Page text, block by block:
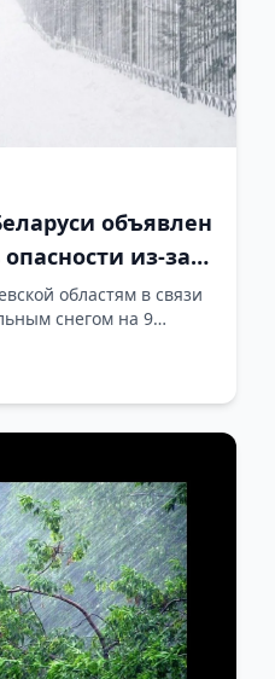
объявлен
из-за
областям в связи
снегом на 9